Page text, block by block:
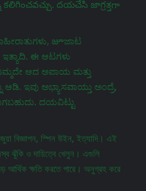
దయచేసి జాగ్రತ್ತగా
జూಜಾಟ
ಇತ್ಯಾದಿ. ಈ ಆಟಗಳು
ಆದ ಅಪಾಯ ಮತ್ತು
ಇವು ಅಭ್ಯಾಸವಾಯ್ತು ಅಂದ್ರೆ,
ದಯವಿಟ್ಟು
বিজ্ঞাপন, স্পিন উইন, ইত্যাদি। এই
ঝুঁকি ও দায়িত্বে খেলুন। এগুলি
আর্থিক ক্ষতি করতে পারে। অনুগ্রহ করে